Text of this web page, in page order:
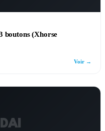
boutons (Xhorse
Voir →